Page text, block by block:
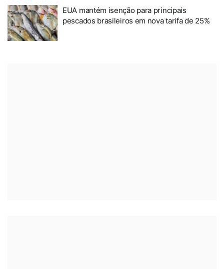
EUA mantém isenção para principais
pescados brasileiros em nova tarifa de 25%